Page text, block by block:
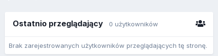
Ostatnio przeglądający 0 użytkowników
Brak zarejestrowanych użytkowników przeglądających tę stronę.